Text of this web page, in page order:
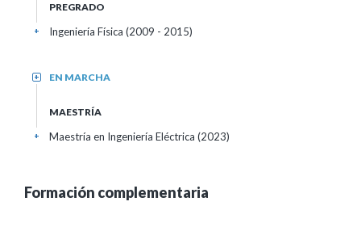
PREGRADO
Ingeniería Física (2009 - 2015)
+
EN MARCHA
+
MAESTRÍA
Maestría en Ingeniería Eléctrica (2023)
+
Formación complementaria